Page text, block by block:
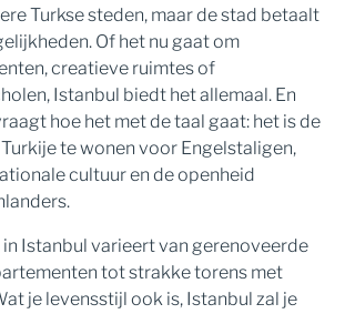
Turkse steden, maar de stad betaalt
Of het nu gaat om
creatieve ruimtes of
Istanbul biedt het allemaal. En
​​hoe het met de taal gaat: het is de
te wonen voor Engelstaligen,
cultuur en de openheid
Istanbul varieert van gerenoveerde
tot strakke torens met
je levensstijl ook is, Istanbul zal je